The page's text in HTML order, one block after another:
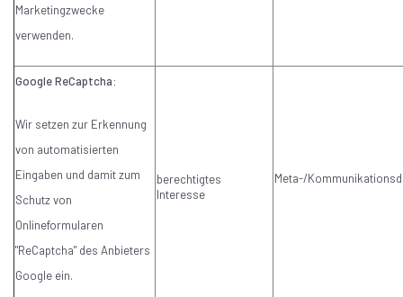
Marketingzwecke
verwenden.
Google ReCaptcha:
Wir setzen zur Erkennung
von automatisierten
Eingaben und damit zum
Schutz von
Onlineformularen
"ReCaptcha" des Anbieters
Google ein.
berechtigtes
Interesse
Meta-/